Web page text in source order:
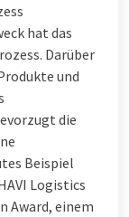
hat das
Darüber
und
die
Beispiel
Logistics
Award, einem